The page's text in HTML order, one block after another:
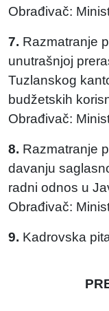
Obrađivač:
7. Razmatranje
unutrašnjoj
Tuzlanskog
budžetskih
Obrađivač:
8. Razmatranje
davanju
radni odnos u
Obrađivač:
9. Kadrovska